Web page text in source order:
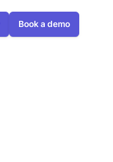
Book a demo